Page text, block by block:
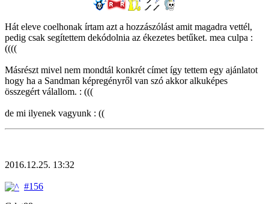
Hát eleve coelhonak írtam azt a hozzászólást amit magadra vettél,
pedig csak segítettem dekódolnia az ékezetes betűket. mea culpa :
((((
Másrészt mivel nem mondtál konkrét címet így tettem egy ajánlatot
hogy ha a Sandman képregényről van szó akkor alkuképes
összegért válallom. : (((
de mi ilyenek vagyunk : ((
2016.12.25. 13:32
#156